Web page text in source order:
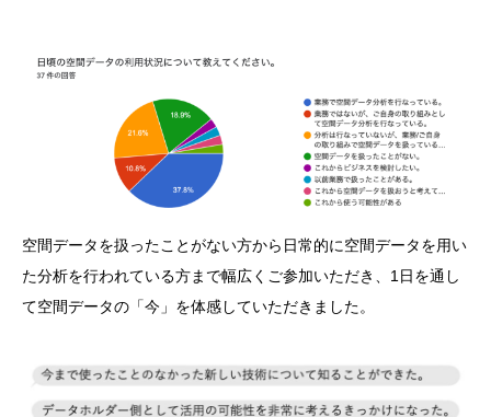
空間データを扱ったことがない方から日常的に空間データを用い
た分析を行われている方まで幅広くご参加いただき、1日を通し
て空間データの「今」を体感していただきました。